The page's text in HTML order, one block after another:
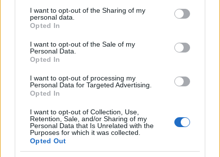
not limited to your visit or usage behaviour. You may click to
grant or deny consent to Google and its third-party tags to
use your data for below specified purposes in below Google
consent section.
I want to opt-out of the Sharing of my
personal data.
Opted In
I want to opt-out of the Sale of my
Personal Data.
Opted In
I want to opt-out of processing my
Personal Data for Targeted Advertising.
Opted In
I want to opt-out of Collection, Use,
Retention, Sale, and/or Sharing of my
Personal Data that Is Unrelated with the
Purposes for which it was collected.
Opted Out
ΑΘΛΗΤΙΣΜΌΣ